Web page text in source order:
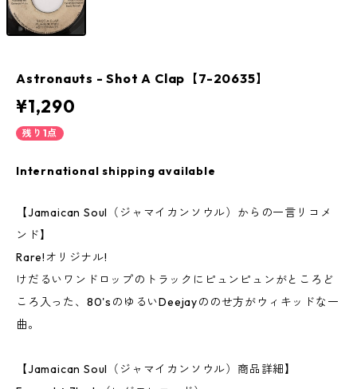
Astronauts - Shot A Clap【7-20635】
¥1,290
残り1点
International shipping available
【Jamaican Soul（ジャマイカンソウル）からの一言リコメ
ンド】
Rare!オリジナル!
けだるいワンドロップのトラックにピュンピュンがところど
ころ入った、80'sのゆるいDeejayののせ方がウィキッドな一
曲。
【Jamaican Soul（ジャマイカンソウル）商品詳細】